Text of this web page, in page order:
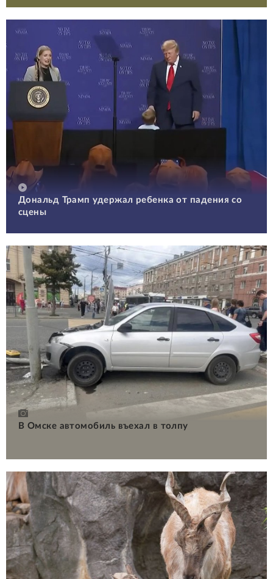
Дональд Трамп удержал ребенка от падения со
сцены
В Омске автомобиль въехал в толпу